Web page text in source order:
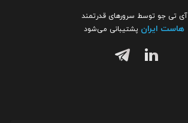
آی تی جو توسط سرورهای قدرتمند
هاست ایران پشتیبانی می‌شود